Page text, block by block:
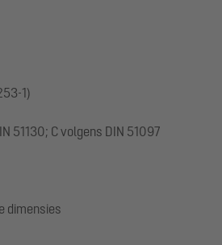
1)
51130; C volgens DIN 51097
dimensies